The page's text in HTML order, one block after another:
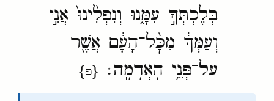
בְּלֶכְתְּךָ֣ עִמָּ֑נוּ וְנִפְלִ֙ינוּ֙ אֲנִ֣י
וְעַמְּךָ֔ מִכׇּ֨ל־הָעָ֔ם אֲשֶׁ֖ר
עַל־פְּנֵ֥י הָאֲדָמָֽה׃ {פ}